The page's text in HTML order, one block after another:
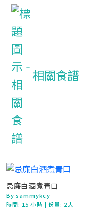
相關食譜
忌廉白酒煮青口
By sammykcy
時間: 15 小時 | 份量: 2人